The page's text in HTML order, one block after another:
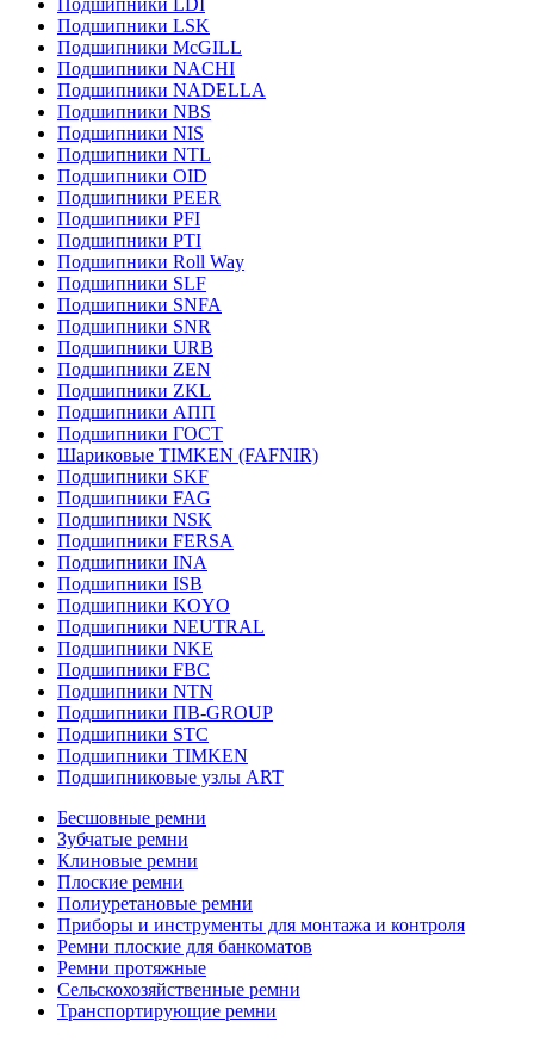
Подшипники LDI
Подшипники LSK
Подшипники McGILL
Подшипники NACHI
Подшипники NADELLA
Подшипники NBS
Подшипники NIS
Подшипники NTL
Подшипники OID
Подшипники PEER
Подшипники PFI
Подшипники PTI
Подшипники Roll Way
Подшипники SLF
Подшипники SNFA
Подшипники SNR
Подшипники URB
Подшипники ZEN
Подшипники ZKL
Подшипники АПП
Подшипники ГОСТ
Шариковые ТІMKEN (FAFNIR)
Подшипники SKF
Подшипники FAG
Подшипники NSK
Подшипники FERSA
Подшипники INA
Подшипники ISB
Подшипники KOYO
Подшипники NEUTRAL
Подшипники NKE
Подшипники FBC
Подшипники NTN
Подшипники ПВ-GROUP
Подшипники STC
Подшипники TIMKEN
Подшипниковые узлы ART
Бесшовные ремни
Зубчатые ремни
Клиновые ремни
Плоские ремни
Полиуретановые ремни
Приборы и инструменты для монтажа и контроля
Ремни плоские для банкоматов
Ремни протяжные
Сельскохозяйственные ремни
Транспортирующие ремни